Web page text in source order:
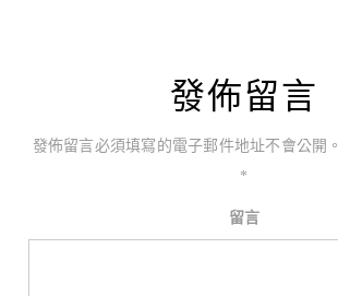
發佈留言
發佈留言必須填寫的電子郵件地址不會公開。
*
留言